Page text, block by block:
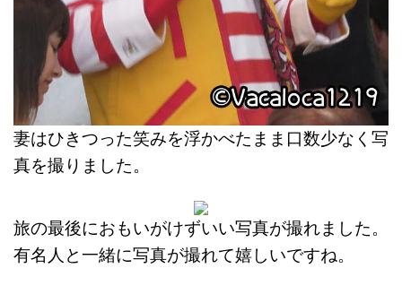
妻はひきつった笑みを浮かべたまま口数少なく写
真を撮りました。
旅の最後におもいがけずいい写真が撮れました。
有名人と一緒に写真が撮れて嬉しいですね。